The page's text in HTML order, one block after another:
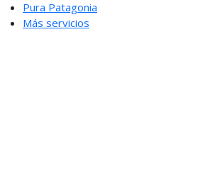
Pura Patagonia
Más servicios